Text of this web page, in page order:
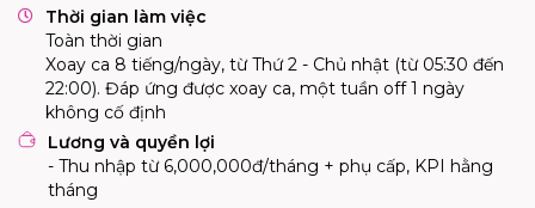
Thời gian làm việc
Toàn thời gian
Xoay ca 8 tiếng/ngày, từ Thứ 2 - Chủ nhật (từ 05:30 đến
22:00). Đáp ứng được xoay ca, một tuần off 1 ngày
không cố định
Lương và quyền lợi
- Thu nhập từ 6,000,000đ/tháng + phụ cấp, KPI hằng
tháng